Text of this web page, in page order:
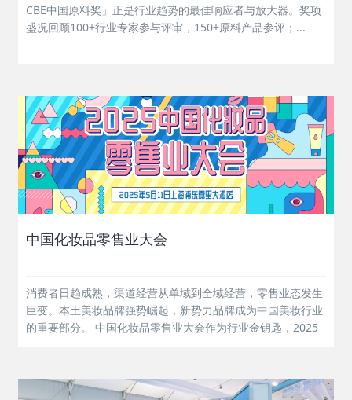
CBE中国原料奖」正是行业趋势的最佳响应者与放大器。奖项
盛况回顾100+行业专家参与评审，150+原料产品参评；...
中国化妆品零售业大会
消费者日趋成熟，渠道经营从单域到全域经营，零售业态发生
巨变。本土美妆品牌强势崛起，新势力品牌成为中国美妆行业
的重要部分。 中国化妆品零售业大会作为行业金钥匙，2025